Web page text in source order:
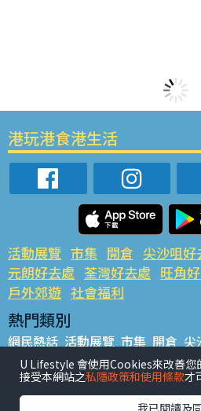
港玩港食港生活
活動展覽 市集 開倉 尖沙咀好
元朗好去處 荃灣好去處 旺角
戶外郊遊 社會福利
熱門類別
網民熱話 活動展覽 市集 開倉 尖
銅鑼灣好去處 元朗好去處 荃灣好
餐廳情報 戶外郊遊
熱門標籤
U Lifestyle 會使用Cookies來改善您
接受本網站之私隱政策和使用條款才
我已閱讀及